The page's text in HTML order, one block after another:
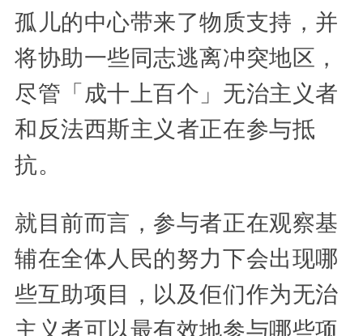
孤儿的中心带来了物质支持，并
将协助一些同志逃离冲突地区，
尽管「成十上百个」无治主义者
和反法西斯主义者正在参与抵
抗。
就目前而言，参与者正在观察基
辅在全体人民的努力下会出现哪
些互助项目，以及佢们作为无治
主义者可以最有效地参与哪些项